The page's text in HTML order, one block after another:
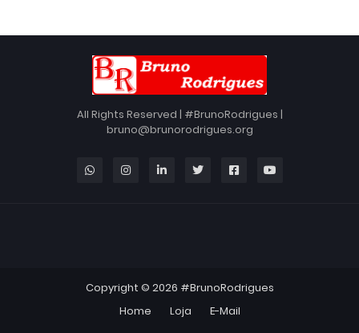
All Rights Reserved | #BrunoRodrigues |
bruno@brunorodrigues.org
Copyright © 2026 #BrunoRodrigues
Home
Loja E-Mail